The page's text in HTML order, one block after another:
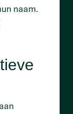
naam.